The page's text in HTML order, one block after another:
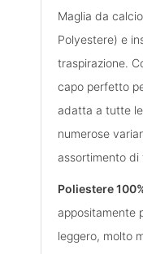
Maglia da
Polyestere) e
traspirazione.
capo perfetto
adatta a tutte
numerose
assortimento di
Poliestere
appositamente
leggero, molto